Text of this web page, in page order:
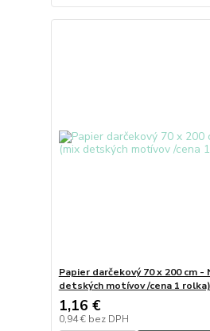
Papier darčekový 70 x 200 cm -
detských motívov /cena 1 rolka)
1,16 €
0,94 € bez DPH